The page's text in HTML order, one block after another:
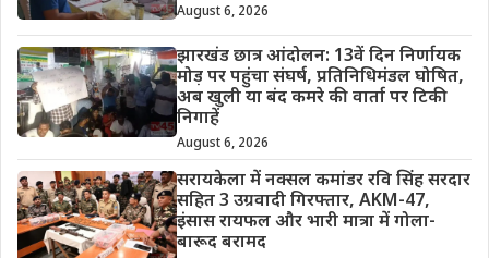
August 6, 2026
झारखंड छात्र आंदोलन: 13वें दिन निर्णायक
मोड़ पर पहुंचा संघर्ष, प्रतिनिधिमंडल घोषित,
अब खुली या बंद कमरे की वार्ता पर टिकी
निगाहें
August 6, 2026
सरायकेला में नक्सल कमांडर रवि सिंह सरदार
सहित 3 उग्रवादी गिरफ्तार, AKM-47,
इंसास रायफल और भारी मात्रा में गोला-
बारूद बरामद